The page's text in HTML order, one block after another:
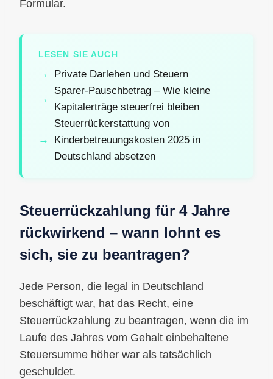
Formular.
LESEN SIE AUCH
Private Darlehen und Steuern
Sparer-Pauschbetrag – Wie kleine
Kapitalerträge steuerfrei bleiben
Steuerrückerstattung von
Kinderbetreuungskosten 2025 in
Deutschland absetzen
Steuerrückzahlung für 4 Jahre
rückwirkend – wann lohnt es
sich, sie zu beantragen?
Jede Person, die legal in Deutschland
beschäftigt war, hat das Recht, eine
Steuerrückzahlung zu beantragen, wenn die im
Laufe des Jahres vom Gehalt einbehaltene
Steuersumme höher war als tatsächlich
geschuldet.